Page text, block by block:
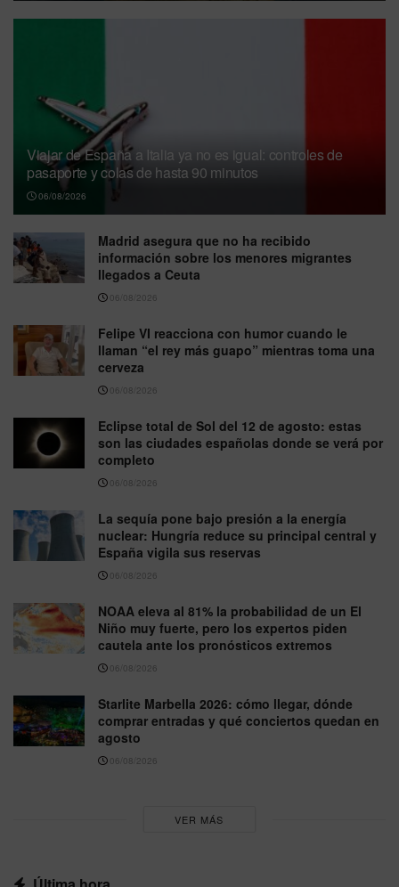
Viajar de España a Italia ya no es igual: controles de
pasaporte y colas de hasta 90 minutos
06/08/2026
Madrid asegura que no ha recibido
información sobre los menores migrantes
llegados a Ceuta
06/08/2026
Felipe VI reacciona con humor cuando le
llaman “el rey más guapo” mientras toma una
cerveza
06/08/2026
Eclipse total de Sol del 12 de agosto: estas
son las ciudades españolas donde se verá por
completo
06/08/2026
La sequía pone bajo presión a la energía
nuclear: Hungría reduce su principal central y
España vigila sus reservas
06/08/2026
NOAA eleva al 81% la probabilidad de un El
Niño muy fuerte, pero los expertos piden
cautela ante los pronósticos extremos
06/08/2026
Starlite Marbella 2026: cómo llegar, dónde
comprar entradas y qué conciertos quedan en
agosto
06/08/2026
VER MÁS